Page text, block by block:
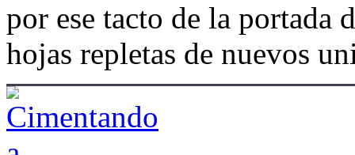
por ese tacto de la portada
hojas repletas de nuevos